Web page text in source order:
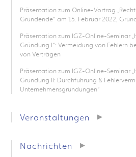
Präsentation zum Online-Vortrag
Gründende“ am 15. Februar 2022,
Präsentation zum IGZ-Online-Seminar
Gründung I“: Vermeidung von Fehlern
von Verträgen
Präsentation zum IGZ-Online-Seminar
Gründung II: Durchführung &
Unternehmensgründungen“
Veranstaltungen
Nachrichten